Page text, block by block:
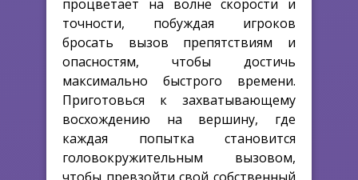
процветает на волне скорости и
точности, побуждая игроков
бросать вызов препятствиям и
опасностям, чтобы достичь
максимально быстрого времени.
Приготовься к захватывающему
восхождению на вершину, где
каждая попытка становится
головокружительным вызовом,